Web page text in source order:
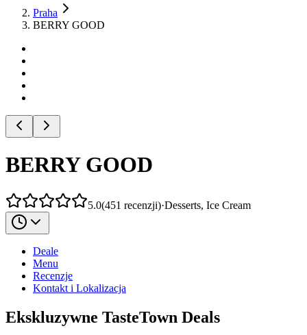
Praha
BERRY GOOD
BERRY GOOD
5.0(451 recenzji)·Desserts, Ice Cream
Deale
Menu
Recenzje
Kontakt i Lokalizacja
Ekskluzywne TasteTown Deals